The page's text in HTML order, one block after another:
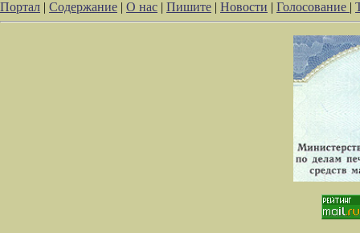
Портал | Содержание | О нас | Пишите | Новости | Голосование |